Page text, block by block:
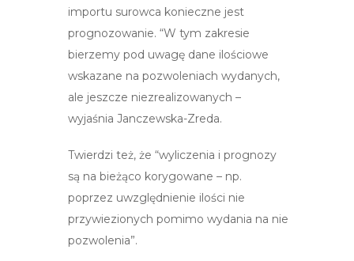
importu surowca konieczne jest
prognozowanie. “W tym zakresie
bierzemy pod uwagę dane ilościowe
wskazane na pozwoleniach wydanych,
ale jeszcze niezrealizowanych –
wyjaśnia Janczewska-Zreda.
Twierdzi też, że “wyliczenia i prognozy
są na bieżąco korygowane – np.
poprzez uwzględnienie ilości nie
przywiezionych pomimo wydania na nie
pozwolenia”.